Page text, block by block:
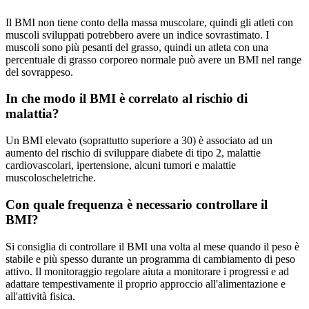
Il BMI non tiene conto della massa muscolare, quindi gli atleti con
muscoli sviluppati potrebbero avere un indice sovrastimato. I
muscoli sono più pesanti del grasso, quindi un atleta con una
percentuale di grasso corporeo normale può avere un BMI nel range
del sovrappeso.
In che modo il BMI è correlato al rischio di
malattia?
Un BMI elevato (soprattutto superiore a 30) è associato ad un
aumento del rischio di sviluppare diabete di tipo 2, malattie
cardiovascolari, ipertensione, alcuni tumori e malattie
muscoloscheletriche.
Con quale frequenza è necessario controllare il
BMI?
Si consiglia di controllare il BMI una volta al mese quando il peso è
stabile e più spesso durante un programma di cambiamento di peso
attivo. Il monitoraggio regolare aiuta a monitorare i progressi e ad
adattare tempestivamente il proprio approccio all'alimentazione e
all'attività fisica.